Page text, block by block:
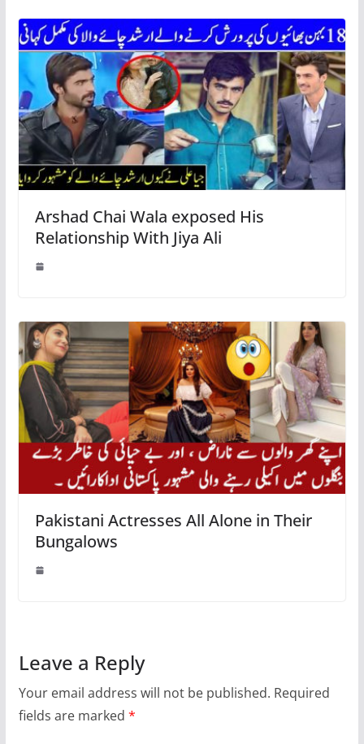
Arshad Chai Wala exposed His
Relationship With Jiya Ali
Pakistani Actresses All Alone in Their
Bungalows
Leave a Reply
Your email address will not be published. Required
fields are marked *